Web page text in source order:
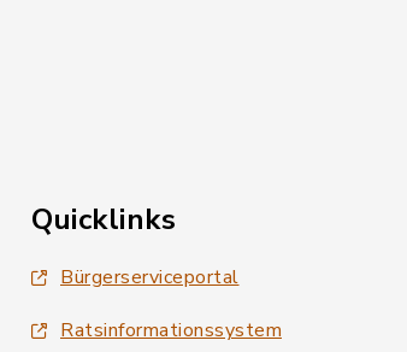
Quicklinks
Bürgerserviceportal
Ratsinformationssystem